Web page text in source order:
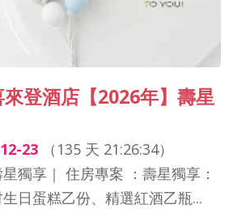
登酒店【2026年】壽星
23（ 135 天 21:26:32）
獨享｜ 住房專案 ：壽星獨享：
日蛋糕乙份、精選紅酒乙瓶...